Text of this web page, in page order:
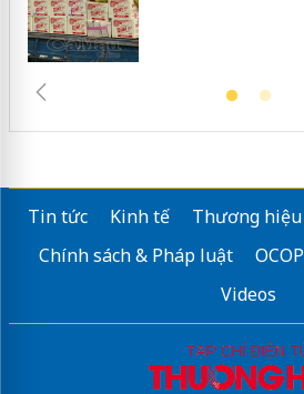
Tin tức Kinh tế Thương hiệu
Chính sách & Pháp luật
OCOP
Videos